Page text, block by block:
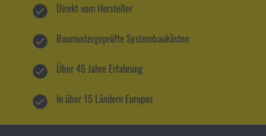
Direkt vom Hersteller
Baumustergeprüfte Systembaukästen
Über 45 Jahre Erfahrung
In über 15 Ländern Europas